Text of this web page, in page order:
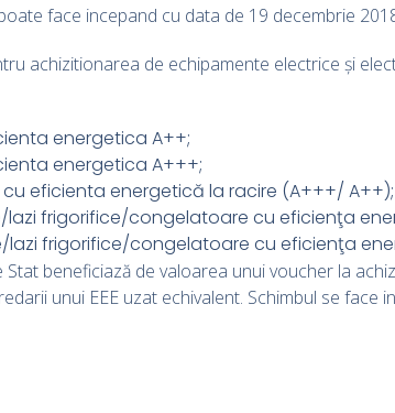
face incepand cu data de 19 decembrie
achizitionarea de echipamente electrice și
energetica A++;
energetica A+++;
eficienta energetică la racire (A+++/ A++);
frigorifice/congelatoare cu eficienţa
frigorifice/congelatoare cu eficienţa
beneficiază de valoarea unui voucher la
unui EEE uzat echivalent. Schimbul se face